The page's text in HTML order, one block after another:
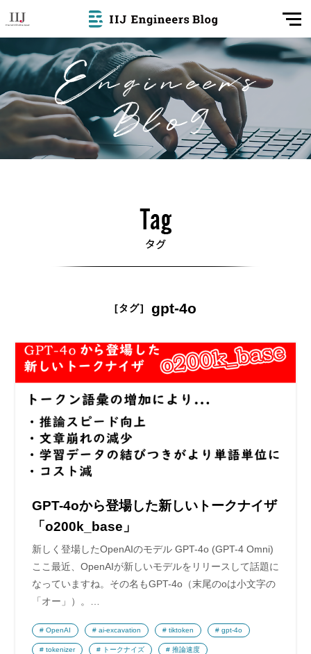
[タグ] gpt-4o
GPT-4oから登場した新しいトークナイザ
「o200k_base」
新しく登場したOpenAIのモデル GPT-4o (GPT-4 Omni)
ここ最近、OpenAIが新しいモデルをリリースして話題に
なっていますね。その名もGPT-4o（末尾のoは小文字の
「オー」）。…
OpenAI ai-excavation tiktoken gpt-4o
tokenizer トークナイズ 推論速度